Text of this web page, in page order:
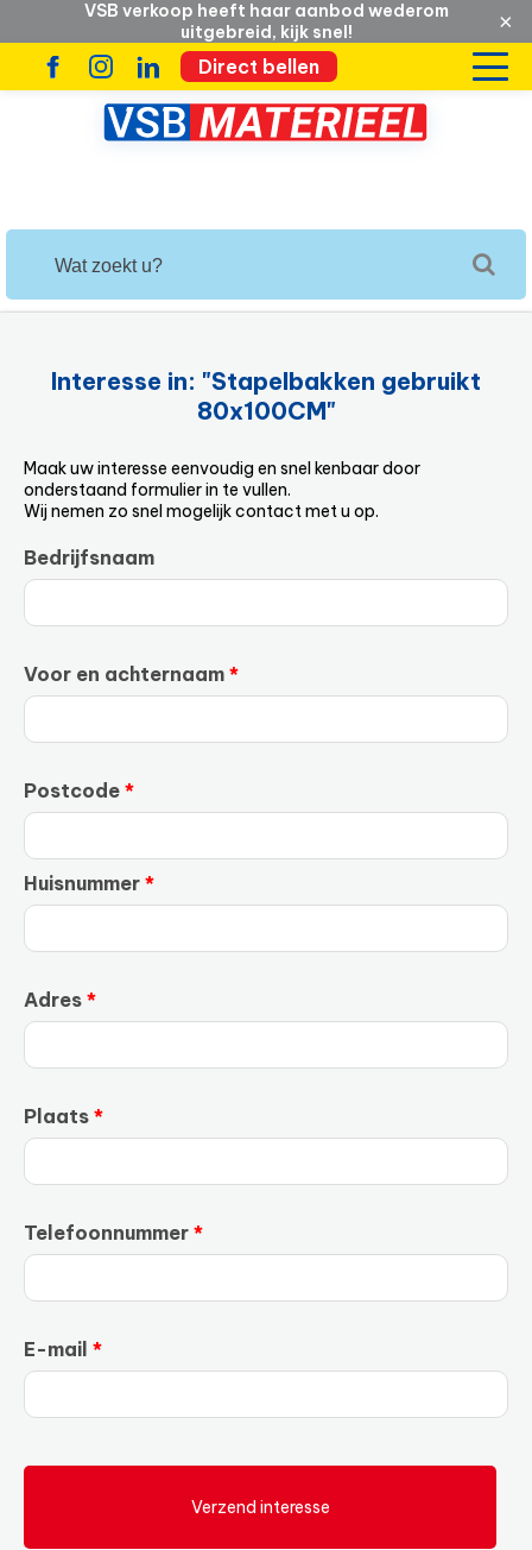
VSB verkoop heeft haar aanbod wederom
uitgebreid, kijk snel!
×
Direct bellen
Interesse in: "Stapelbakken gebruikt
80x100CM"
Maak uw interesse eenvoudig en snel kenbaar door
onderstaand formulier in te vullen.
Wij nemen zo snel mogelijk contact met u op.
Bedrijfsnaam
Voor en achternaam
Postcode
Huisnummer
Adres
Plaats
Telefoonnummer
E-mail
Verzend interesse